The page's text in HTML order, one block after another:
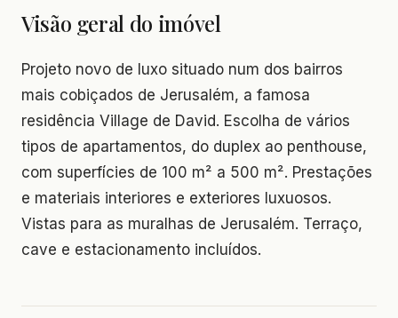
Visão geral do imóvel
Projeto novo de luxo situado num dos bairros
mais cobiçados de Jerusalém, a famosa
residência Village de David. Escolha de vários
tipos de apartamentos, do duplex ao penthouse,
com superfícies de 100 m² a 500 m². Prestações
e materiais interiores e exteriores luxuosos.
Vistas para as muralhas de Jerusalém. Terraço,
cave e estacionamento incluídos.